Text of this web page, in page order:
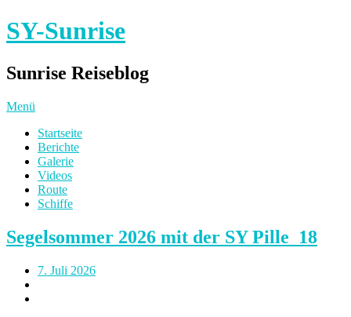
SY-Sunrise
Sunrise Reiseblog
Menü
Startseite
Berichte
Galerie
Videos
Route
Schiffe
Segelsommer 2026 mit der SY Pille_18
7. Juli 2026